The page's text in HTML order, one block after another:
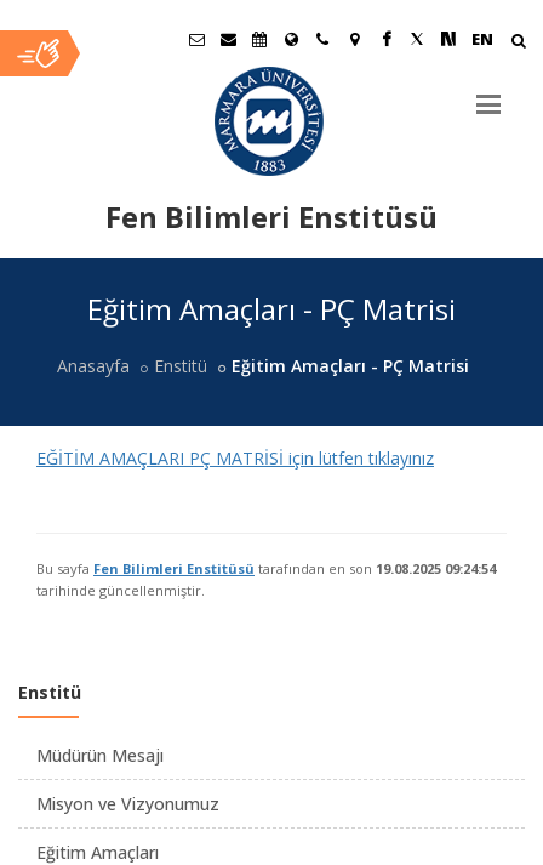
EN
Fen Bilimleri Enstitüsü
Eğitim Amaçları - PÇ Matrisi
Anasayfa Enstitü Eğitim Amaçları - PÇ Matrisi
EĞİTİM AMAÇLARI PÇ MATRİSİ için lütfen tıklayınız
Bu sayfa Fen Bilimleri Enstitüsü tarafından en son 19.08.2025 09:24:54
tarihinde güncellenmiştir.
Enstitü
Müdürün Mesajı
Misyon ve Vizyonumuz
Eğitim Amaçları